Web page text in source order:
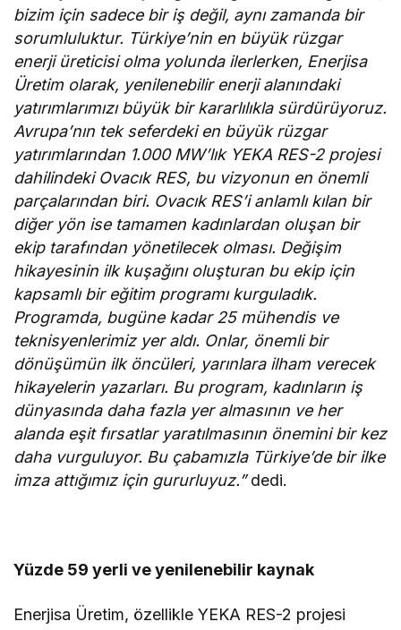
bizim için sadece bir iş değil, aynı zamanda bir
sorumluluktur. Türkiye’nin en büyük rüzgar
enerji üreticisi olma yolunda ilerlerken, Enerjisa
Üretim olarak, yenilenebilir enerji alanındaki
yatırımlarımızı büyük bir kararlılıkla sürdürüyoruz.
Avrupa’nın tek seferdeki en büyük rüzgar
yatırımlarından 1.000 MW’lık YEKA RES-2 projesi
dahilindeki Ovacık RES, bu vizyonun en önemli
parçalarından biri. Ovacık RES’i anlamlı kılan bir
diğer yön ise tamamen kadınlardan oluşan bir
ekip tarafından yönetilecek olması. Değişim
hikayesinin ilk kuşağını oluşturan bu ekip için
kapsamlı bir eğitim programı kurguladık.
Programda, bugüne kadar 25 mühendis ve
teknisyenlerimiz yer aldı. Onlar, önemli bir
dönüşümün ilk öncüleri, yarınlara ilham verecek
hikayelerin yazarları. Bu program, kadınların iş
dünyasında daha fazla yer almasının ve her
alanda eşit fırsatlar yaratılmasının önemini bir kez
daha vurguluyor. Bu çabamızla Türkiye’de bir ilke
imza attığımız için gururluyuz.”dedi.
Yüzde 59 yerli ve yenilenebilir kaynak
Enerjisa Üretim, özellikle YEKA RES-2 projesi